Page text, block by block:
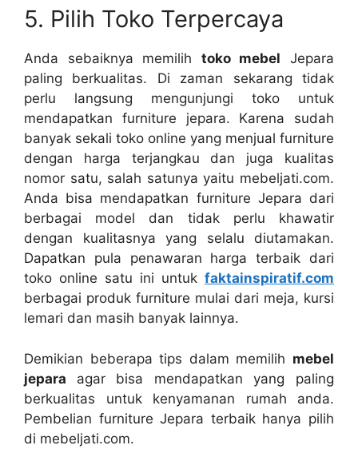
5. Pilih Toko Terpercaya
Anda sebaiknya memilih toko mebel Jepara
paling berkualitas. Di zaman sekarang tidak
perlu langsung mengunjungi toko untuk
mendapatkan furniture jepara. Karena sudah
banyak sekali toko online yang menjual furniture
dengan harga terjangkau dan juga kualitas
nomor satu, salah satunya yaitu mebeljati.com.
Anda bisa mendapatkan furniture Jepara dari
berbagai model dan tidak perlu khawatir
dengan kualitasnya yang selalu diutamakan.
Dapatkan pula penawaran harga terbaik dari
toko online satu ini untuk faktainspiratif.com
berbagai produk furniture mulai dari meja, kursi
lemari dan masih banyak lainnya.
Demikian beberapa tips dalam memilih mebel
jepara agar bisa mendapatkan yang paling
berkualitas untuk kenyamanan rumah anda.
Pembelian furniture Jepara terbaik hanya pilih
di mebeljati.com.